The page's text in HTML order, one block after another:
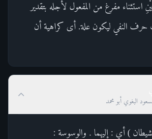
استثناء مفرغ من المفعول لأجله بتقدير
النفي ليكون علة. أى كراهية أن
البغوي أبو محمد
) أي : إليهما . والوسوسة :